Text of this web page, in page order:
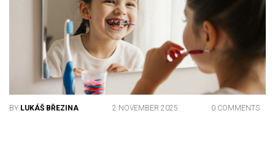
BY LUKÁŠ BŘEZINA 2 NOVEMBER 2025 0 COMMENTS